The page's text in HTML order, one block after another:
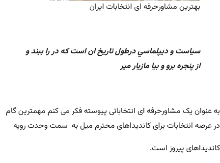
بهترین مشاورحرفه ای انتخابات ایران
سیاست و ديپلماسي درطول تاریخ ان است که در را ببند و
از پنجره برو و بیا مازیار میر
به عنوان یک مشاورحرفه ای انتخاباتی پیوسته فکر می کنم مهمترین گام
در عرصه انتخابات برای کاندیداهای محترم میل به سمت وحدت رویه
کاندیداهای پیروز است.